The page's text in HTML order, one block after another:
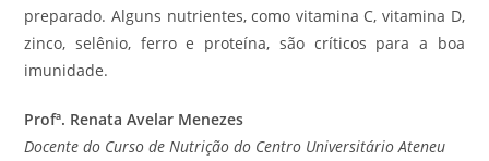
preparado. Alguns nutrientes, como vitamina C, vitamina D,
zinco, selênio, ferro e proteína, são críticos para a boa
imunidade.
Profª. Renata Avelar Menezes
Docente do Curso de Nutrição do Centro Universitário Ateneu